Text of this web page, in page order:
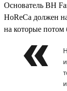
Основатель BH
HoReCa должен
на которые потом